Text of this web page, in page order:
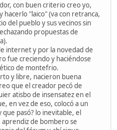
con buen criterio creo yo,
hacerlo "laico" (va con retranca,
del pueblo y sus vecinos sin
propuestas de
internet y por la novedad de
fue creciendo y haciéndose
de montefrio.
y libre, nacieron buena
que el creador pecó de
atisbo de insensatez en el
en vez de eso, colocó a un
pasó? lo inevitable, el
de bombero se